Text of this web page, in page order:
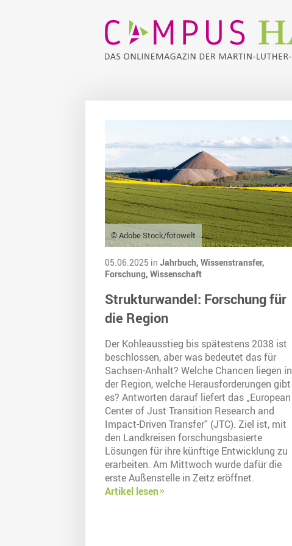
© Adobe Stock/fotowelt
05.06.2025 in Jahrbuch, Wissenstransfer,
Forschung, Wissenschaft
Strukturwandel: Forschung für
die Region
Der Kohleausstieg bis spätestens 2038 ist
beschlossen, aber was bedeutet das für
Sachsen-Anhalt? Welche Chancen liegen in
der Region, welche Herausforderungen gibt
es? Antworten darauf liefert das „European
Center of Just Transition Research and
Impact-Driven Transfer“ (JTC). Ziel ist, mit
den Landkreisen forschungsbasierte
Lösungen für ihre künftige Entwicklung zu
erarbeiten. Am Mittwoch wurde dafür die
erste Außenstelle in Zeitz eröffnet.
Artikel lesen